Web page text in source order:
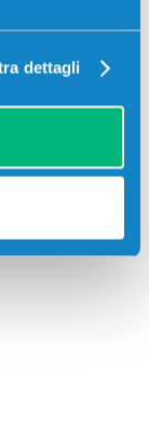
dettagli